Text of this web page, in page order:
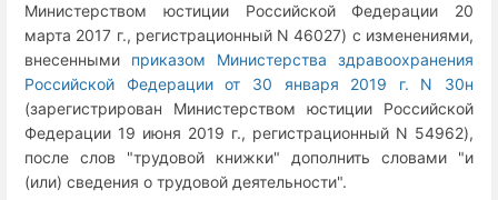
Министерством юстиции Российской Федерации 20
марта 2017 г., регистрационный N 46027) с изменениями,
внесенными приказом Министерства здравоохранения
Российской Федерации от 30 января 2019 г. N 30н
(зарегистрирован Министерством юстиции Российской
Федерации 19 июня 2019 г., регистрационный N 54962),
после слов "трудовой книжки" дополнить словами "и
(или) сведения о трудовой деятельности".